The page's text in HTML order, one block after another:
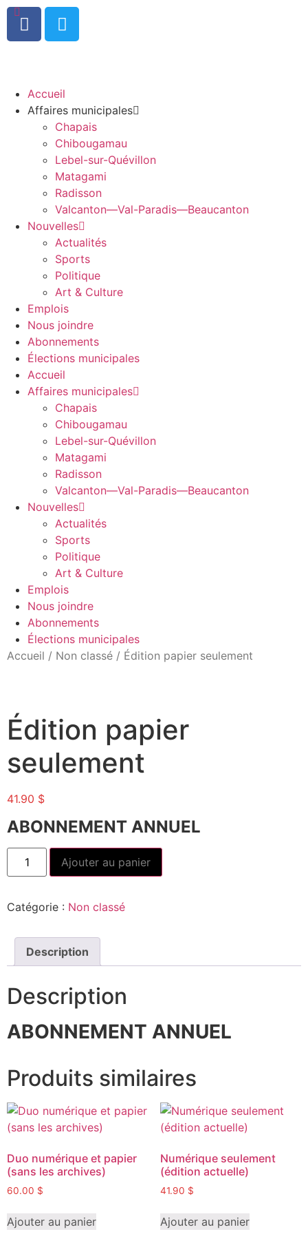
0
Accueil
Affaires municipales
Chapais
Chibougamau
Lebel-sur-Quévillon
Matagami
Radisson
Valcanton—Val-Paradis—Beaucanton
Nouvelles
Actualités
Sports
Politique
Art & Culture
Emplois
Nous joindre
Abonnements
Élections municipales
Accueil
Affaires municipales
Chapais
Chibougamau
Lebel-sur-Quévillon
Matagami
Radisson
Valcanton—Val-Paradis—Beaucanton
Nouvelles
Actualités
Sports
Politique
Art & Culture
Emplois
Nous joindre
Abonnements
Élections municipales
Accueil / Non classé / Édition papier seulement
Édition papier
seulement
41.90 $
ABONNEMENT ANNUEL
Ajouter au panier
Catégorie : Non classé
Description
Description
ABONNEMENT ANNUEL
Produits similaires
Duo numérique et papier
(sans les archives)
60.00 $
Ajouter au panier
Numérique seulement
(édition actuelle)
41.90 $
Ajouter au panier